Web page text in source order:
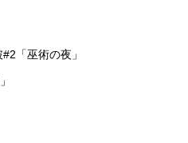
「巫術の夜」